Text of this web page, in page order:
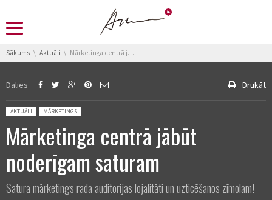
You are here:
Sākums Aktuāli Mārketinga centrā jābūt noderīgam saturam
Dalies Drukāt
Posted in:
AKTUĀLI MĀRKETINGS
Mārketinga centrā jābūt
noderīgam saturam
Satura mārketings rada auditorijas lojalitāti un uzticēšanos zīmolam!